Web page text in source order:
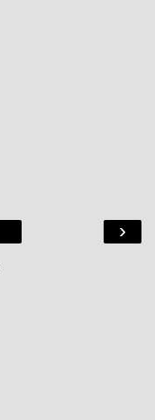
›